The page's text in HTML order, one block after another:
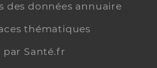
des données annuaire
thématiques
par Santé.fr